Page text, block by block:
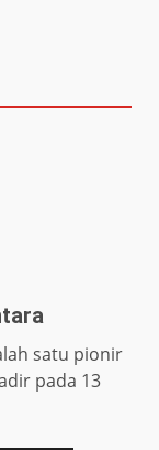
satu pionir
pada 13